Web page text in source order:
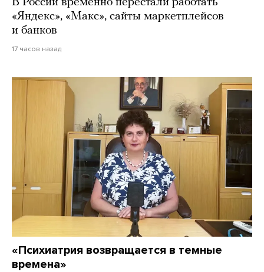
«Яндекс», «Макс», сайты маркетплейсов
и банков
17 часов назад
«Психиатрия возвращается в темные
времена»